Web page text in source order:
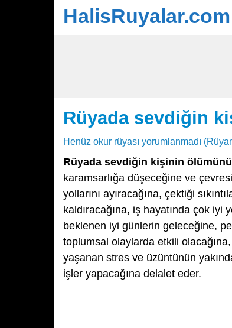
HalisRuyalar.com
Rüyada sevdiğin
Henüz okur rüyası yorumlanmadı
Rüyada sevdiğin kişinin
karamsarlığa düşeceğine ve
yollarını ayıracağına, çektiği
kaldıracağına, iş hayatında çok iyi
beklenen iyi günlerin geleceğine,
toplumsal olaylarda etkili
yaşanan stres ve üzüntünün
işler yapacağına delalet eder.